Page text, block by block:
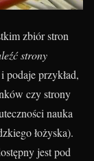
zbiór stron
strony
podaje przykład,
czy strony
nauka
łożyska).
jest pod